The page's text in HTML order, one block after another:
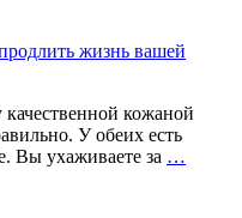
жизнь вашей
кожаной
У обеих есть
Вы ухаживаете за …